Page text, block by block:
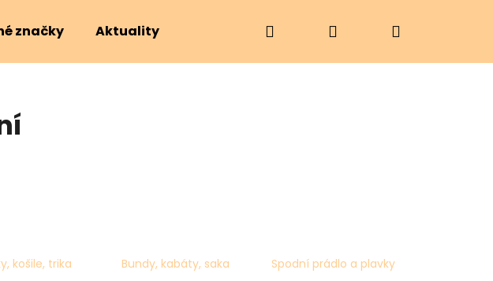
značky Aktuality Hledat PřihlášeníNákupní
košile, trika Bundy, kabáty, saka Spodní prádlo a plavky